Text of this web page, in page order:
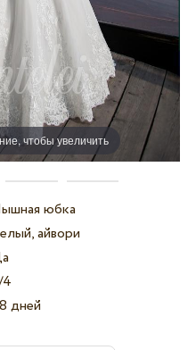
чтобы увеличить
юбка
айвори
дней